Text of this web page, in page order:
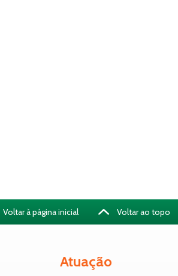
Voltar à página inicial Voltar ao topo
Atuação